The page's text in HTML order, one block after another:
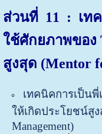
ส่วนที่ 11 : เทค
ใช้ศักยภาพของ
สูงสุด (Mentor
เทคนิคการเป็นพี่
ให้เกิดประโยชน์สูง
Management)